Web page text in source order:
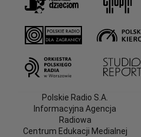
Polskie Radio S.A.
Informacyjna Agencja
Radiowa
Centrum Edukacji Medialnej